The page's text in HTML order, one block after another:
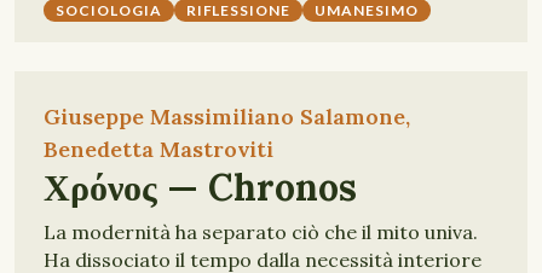
SOCIOLOGIA
RIFLESSIONE UMANESIMO
Giuseppe Massimiliano Salamone,
Benedetta Mastroviti
Χρόνος — Chronos
La modernità ha separato ciò che il mito univa.
Ha dissociato il tempo dalla necessità interiore